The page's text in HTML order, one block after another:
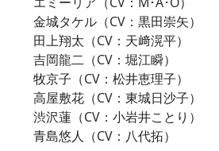
金城タケル（CV：黒田崇矢）
田上翔太（CV：天﨑滉平）
吉岡龍二（CV：堀江瞬）
牧京子（CV：松井恵理子）
高屋敷花（CV：東城日沙子）
渋沢蓮（CV：小岩井ことり）
青島悠人（CV：八代拓）